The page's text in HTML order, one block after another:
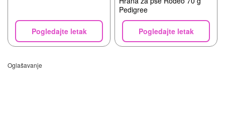
Pogledajte letak
Pedigree
Pogledajte letak
Oglašavanje